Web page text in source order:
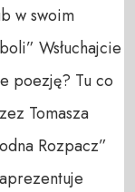
w swoim
Wsłuchajcie
poezję? Tu co
Tomasza
Rozpacz”